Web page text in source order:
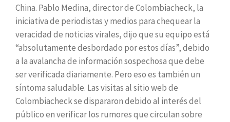
China. Pablo Medina, director de Colombiacheck, la
iniciativa de periodistas y medios para chequear la
veracidad de noticias virales, dijo que su equipo está
“absolutamente desbordado por estos días”, debido
a la avalancha de información sospechosa que debe
ser verificada diariamente. Pero eso es también un
síntoma saludable. Las visitas al sitio web de
Colombiacheck se dispararon debido al interés del
público en verificar los rumores que circulan sobre